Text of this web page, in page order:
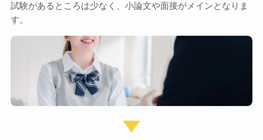
試験があるところは少なく、小論文や面接がメインとなりま
す。